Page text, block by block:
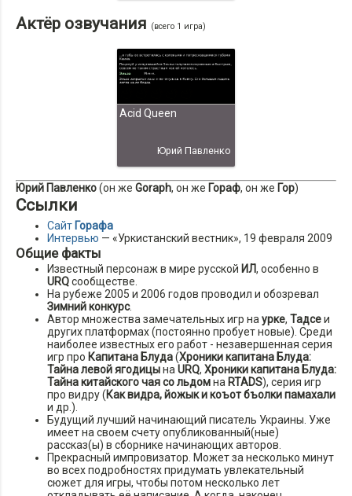
Актёр озвучания (всего 1 игра)
Acid Queen
Юрий Павленко
Юрий Павленко(он же Goraph, он же Гораф, он же Гор)
Ссылки
Сайт Горафа
Интервью — «Уркистанский вестник», 19 февраля 2009
Общие факты
Известный персонаж в мире русской ИЛ, особенно в
URQсообществе.
На рубеже 2005 и 2006 годов проводил и обозревал
Зимний конкурс.
Автор множества замечательных игр наурке, Тадсеи
других платформах (постоянно пробует новые). Среди
наиболее известных его работ - незавершенная серия
игр про Капитана Блуда(Хроники капитана Блуда:
Тайна левой ягодицынаURQ, Хроники капитана Блуда:
Тайна китайского чая со льдомна RTADS), серия игр
про видру (Как видра, йожык и коъот бъолки памахали
и др.).
Будущий лучший начинающий писатель Украины. Уже
имеет на своем счету опубликованный(ные)
рассказ(ы) в сборнике начинающих авторов.
Прекрасный импровизатор. Может за несколько минут
во всех подробностях придумать увлекательный
сюжет для игры, чтобы потом несколько лет